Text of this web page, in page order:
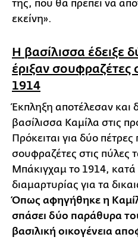
της, που θα πρέπει να
εκείνη».
Η βασίλισσα έδειξε
έριξαν σουφραζέτες
1914
Έκπληξη αποτέλεσαν και
βασίλισσα Καμίλα στις
Πρόκειται για δύο
σουφραζέτες στις πύλες
Μπάκιγχαμ το 1914, κατά
διαμαρτυρίας για τα
Όπως αφηγήθηκε η
σπάσει δύο παράθυρα
βασιλική οικογένεια